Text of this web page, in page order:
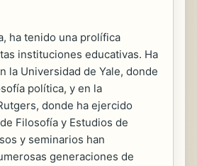
ha tenido una prolífica
instituciones educativas. Ha
la Universidad de Yale, donde
política, y en la
donde ha ejercido
Filosofía y Estudios de
y seminarios han
generaciones de